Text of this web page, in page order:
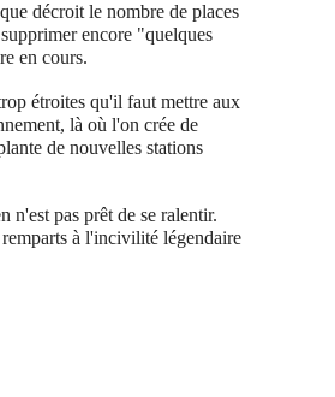
décroit le nombre de places
encore "quelques
en cours.
étroites qu'il faut mettre aux
là où l'on crée de
de nouvelles stations
n'est pas prêt de se ralentir.
à l'incivilité légendaire